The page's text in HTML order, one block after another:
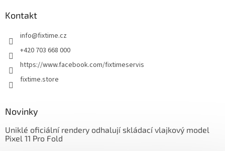
Kontakt
info@fixtime.cz
+420 703 668 000
https://www.facebook.com/fixtimeservis
fixtime.store
Novinky
Uniklé oficiální rendery odhalují skládací vlajkový model
Pixel 11 Pro Fold